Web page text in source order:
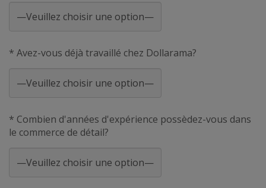
* Avez-vous déjà travaillé chez Dollarama?
* Combien d'années d'expérience possèdez-vous dans
le commerce de détail?